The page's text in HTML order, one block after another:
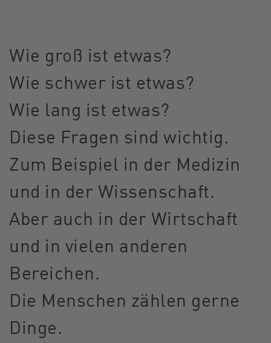
Wie groß ist etwas?
Wie schwer ist etwas?
Wie lang ist etwas?
Diese Fragen sind wichtig.
Zum Beispiel in der Medizin
und in der Wissenschaft.
Aber auch in der Wirtschaft
und in vielen anderen
Bereichen.
Die Menschen zählen gerne
Dinge.